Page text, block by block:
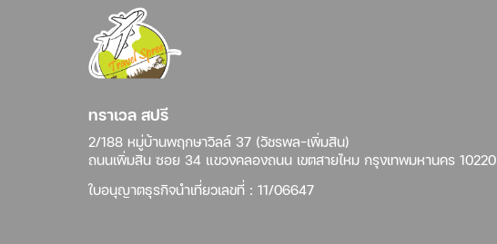
ทราเวล สปรี
2/188 หมู่บ้านพฤกษาวิลล์ 37 (วัชรพล-เพิ่มสิน)
ถนนเพิ่มสิน ซอย 34 แขวงคลองถนน เขตสายไหม กรุงเทพมหานคร 10220
ใบอนุญาตธุรกิจนำเที่ยวเลขที่ : 11/06647